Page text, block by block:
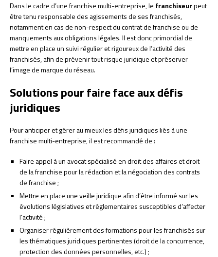
Dans le cadre d’une franchise multi-entreprise, le franchiseurpeut
être tenu responsable des agissements de ses franchisés,
notamment en cas de non-respect du contrat de franchise ou de
manquements aux obligations légales. Il est donc primordial de
mettre en place un suivi régulier et rigoureux de l’activité des
franchisés, afin de prévenir tout risque juridique et préserver
l’image de marque du réseau.
Solutions pour faire face aux défis
juridiques
Pour anticiper et gérer au mieux les défis juridiques liés à une
franchise multi-entreprise, il est recommandé de :
Faire appel à un avocat spécialisé en droit des affaires et droit
de la franchise pour la rédaction et la négociation des contrats
de franchise ;
Mettre en place une veille juridique afin d’être informé sur les
évolutions législatives et réglementaires susceptibles d’affecter
l’activité ;
Organiser régulièrement des formations pour les franchisés sur
les thématiques juridiques pertinentes (droit de la concurrence,
protection des données personnelles, etc.) ;